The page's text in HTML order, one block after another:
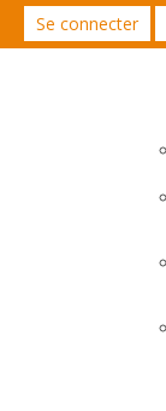
Se connecter